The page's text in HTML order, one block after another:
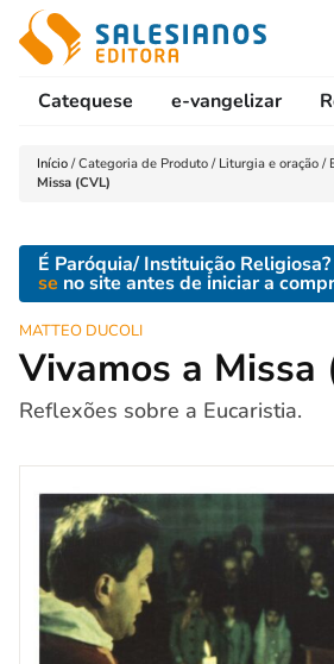
Catequese e-vangelizar
Início /Categoria de Produto / Liturgia e oração /
Missa (CVL)
É Paróquia/ Instituição
se no site antes de iniciar a
MATTEO DUCOLI
Vivamos a Missa
Reflexões sobre a Eucaristia.